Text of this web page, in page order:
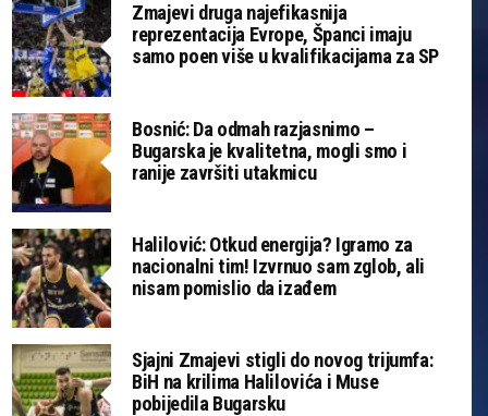
Zmajevi druga najefikasnija
reprezentacija Evrope, Španci imaju
samo poen više u kvalifikacijama za SP
Bosnić: Da odmah razjasnimo –
Bugarska je kvalitetna, mogli smo i
ranije završiti utakmicu
Halilović: Otkud energija? Igramo za
nacionalni tim! Izvrnuo sam zglob, ali
nisam pomislio da izađem
Sjajni Zmajevi stigli do novog trijumfa:
BiH na krilima Halilovića i Muse
pobijedila Bugarsku